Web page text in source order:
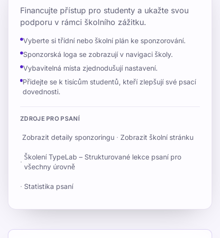
Financujte přístup pro studenty a ukažte svou
podporu v rámci školního zážitku.
Vyberte si třídní nebo školní plán ke sponzorování.
Sponzorská loga se zobrazují v navigaci školy.
Vybavitelná místa zjednodušují nastavení.
Přidejte se k tisícům studentů, kteří zlepšují své psací
dovednosti.
ZDROJE PRO PSANÍ
Zobrazit detaily sponzoringu · Zobrazit školní stránku
·
Školení TypeLab – Strukturované lekce psaní pro
všechny úrovně
· Statistika psaní